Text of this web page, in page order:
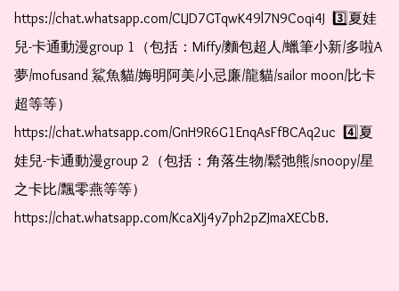
https://chat.whatsapp.com/CLJD7GTqwK49l7N9Coqi4J  3️⃣夏娃
兒-卡通動漫group 1（包括：Miffy/麵包超人/蠟筆小新/多啦A
夢/mofusand 鯊魚貓/娒明阿美/小忌廉/龍貓/sailor moon/比卡
超等等）
https://chat.whatsapp.com/GnH9R6G1EnqAsFfBCAq2uc  4️⃣夏
娃兒-卡通動漫group 2（包括：角落生物/鬆弛熊/snoopy/星
之卡比/飄零燕等等）
https://chat.whatsapp.com/KcaXIj4y7ph2pZJmaXECbB.